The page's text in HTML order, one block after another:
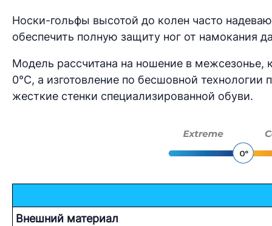
Носки-гольфы высотой до колен часто
обеспечить полную защиту ног от намокания
Модель рассчитана на ношение в межсезонье,
0°С, а изготовление по бесшовной
жесткие стенки специализированной обуви.
Внешний материал